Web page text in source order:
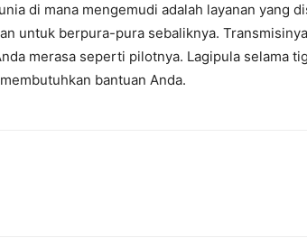
di mana mengemudi adalah layanan yang
untuk berpura-pura sebaliknya.
merasa seperti pilotnya. Lagipula selama
bantuan Anda.